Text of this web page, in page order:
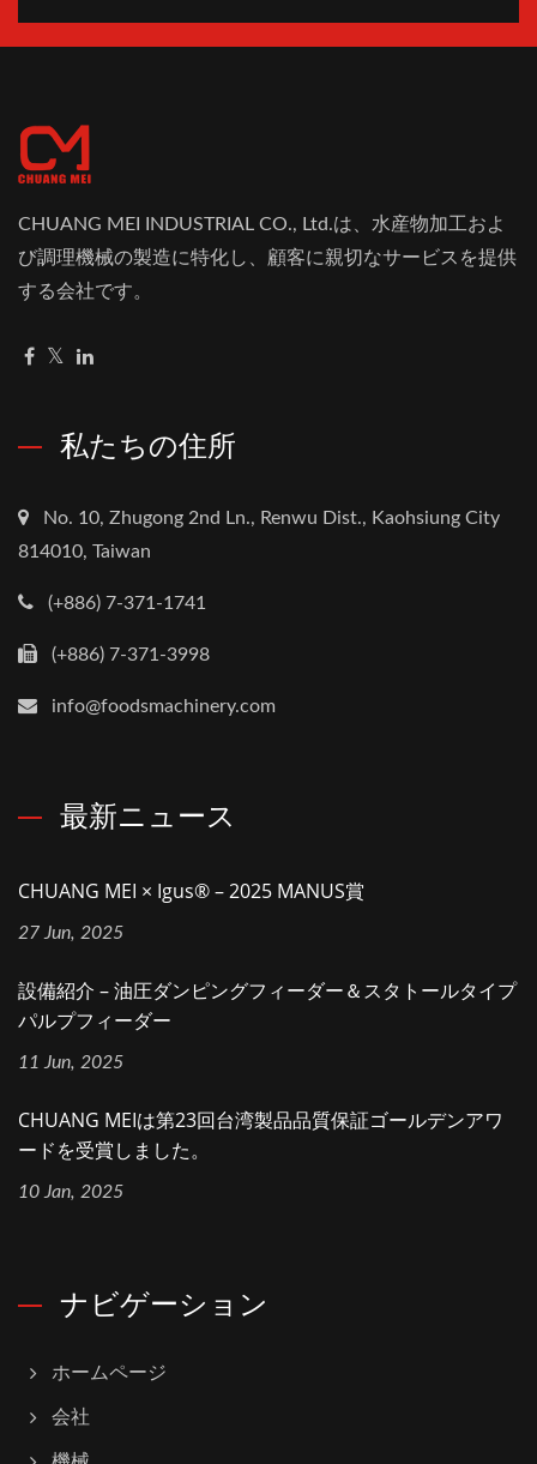
CHUANG MEI INDUSTRIAL CO., Ltd.は、水産物加工およ
び調理機械の製造に特化し、顧客に親切なサービスを提供
する会社です。
私たちの住所
No. 10, Zhugong 2nd Ln., Renwu Dist., Kaohsiung City
814010, Taiwan
(+886) 7-371-1741
(+886) 7-371-3998
info@foodsmachinery.com
最新ニュース
CHUANG MEI × Igus® – 2025 MANUS賞
27 Jun, 2025
設備紹介 – 油圧ダンピングフィーダー＆スタトールタイプ
パルプフィーダー
11 Jun, 2025
CHUANG MEIは第23回台湾製品品質保証ゴールデンアワ
ードを受賞しました。
10 Jan, 2025
ナビゲーション
ホームページ
会社